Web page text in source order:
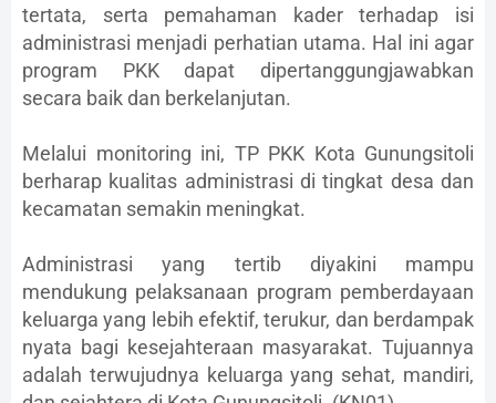
tertata, serta pemahaman kader terhadap isi
administrasi menjadi perhatian utama. Hal ini agar
program PKK dapat dipertanggungjawabkan
secara baik dan berkelanjutan.
Melalui monitoring ini, TP PKK Kota Gunungsitoli
berharap kualitas administrasi di tingkat desa dan
kecamatan semakin meningkat.
Administrasi yang tertib diyakini mampu
mendukung pelaksanaan program pemberdayaan
keluarga yang lebih efektif, terukur, dan berdampak
nyata bagi kesejahteraan masyarakat. Tujuannya
adalah terwujudnya keluarga yang sehat, mandiri,